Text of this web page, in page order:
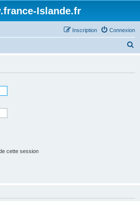
Islande.fr
Connexion
Inscription
cette session